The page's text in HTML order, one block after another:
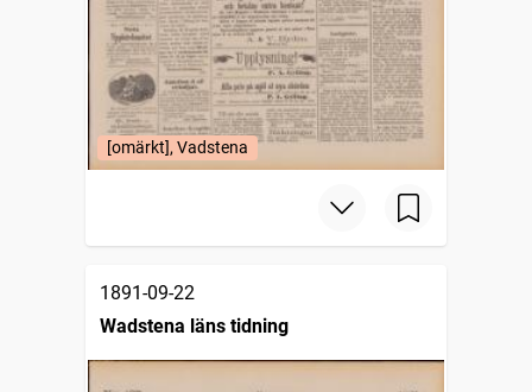
[omärkt], Vadstena
1891-09-22
Wadstena läns tidning